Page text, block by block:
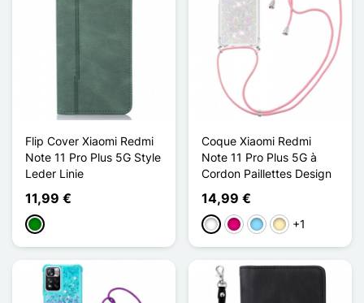
Flip Cover Xiaomi Redmi
Note 11 Pro Plus 5G Style
Leder Linie
11,99 €
Grün
Coque Xiaomi Redmi
Note 11 Pro Plus 5G à
Cordon Paillettes Design
14,99 €
WeißMagenta
HellblauGolden
+1